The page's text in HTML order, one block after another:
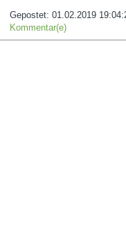
Gepostet: 01.02.2019
Kommentar(e)